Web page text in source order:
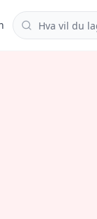
Søk i oppskrifter